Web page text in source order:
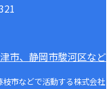
市、静岡市駿河区な
市などで活動する株式会社